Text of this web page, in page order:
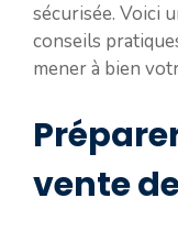
sécurisée. Voici
conseils
mener à bien
vente